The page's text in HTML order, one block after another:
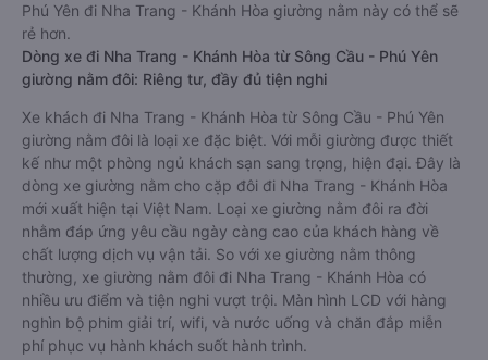
Phú Yên đi Nha Trang - Khánh Hòa giường nằm này có thể sẽ
rẻ hơn.
Dòng xe đi Nha Trang - Khánh Hòa từ Sông Cầu - Phú Yên
giường nằm đôi: Riêng tư, đầy đủ tiện nghi
Xe khách đi Nha Trang - Khánh Hòa từ Sông Cầu - Phú Yên
giường nằm đôi là loại xe đặc biệt. Với mỗi giường được thiết
kế như một phòng ngủ khách sạn sang trọng, hiện đại. Đây là
dòng xe giường nằm cho cặp đôi đi Nha Trang - Khánh Hòa
mới xuất hiện tại Việt Nam. Loại xe giường nằm đôi ra đời
nhằm đáp ứng yêu cầu ngày càng cao của khách hàng về
chất lượng dịch vụ vận tải. So với xe giường nằm thông
thường, xe giường nằm đôi đi Nha Trang - Khánh Hòa có
nhiều ưu điểm và tiện nghi vượt trội. Màn hình LCD với hàng
nghìn bộ phim giải trí, wifi, và nước uống và chăn đắp miễn
phí phục vụ hành khách suốt hành trình.